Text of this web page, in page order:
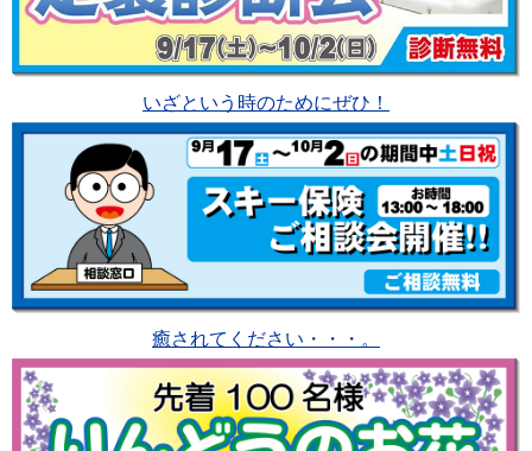
いざという時のためにぜひ！
癒されてください・・・。